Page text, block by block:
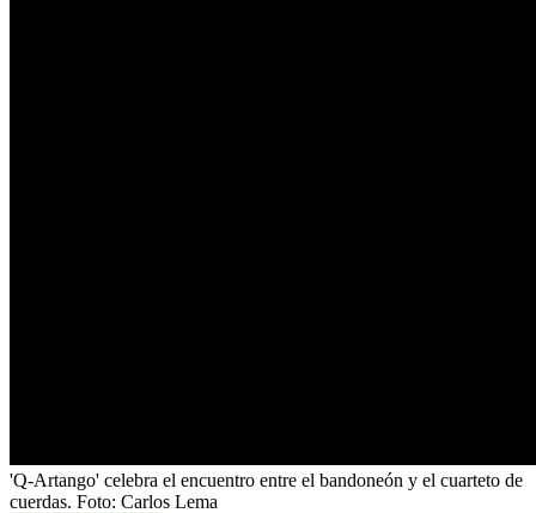
'Q-Artango' celebra el encuentro entre el bandoneón y el cuarteto de
cuerdas. Foto: Carlos Lema